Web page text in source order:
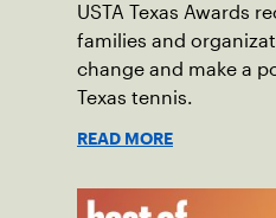
USTA Texas Awards
families and
change and make a
Texas tennis.
READ MORE